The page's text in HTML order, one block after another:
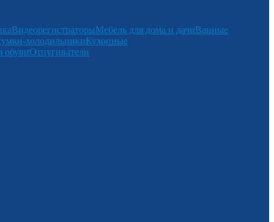
ВидеорегистраторыМебель для дома и дачиВанные
холодильникиКухонные
обувиОтпугиватели